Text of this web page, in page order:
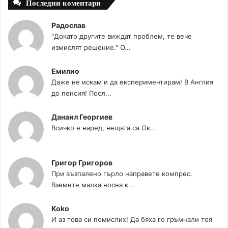
Последни коментари
Радослав
"Докато другите виждат проблем, те вече
измислят решение." О...
Емилио
Даже не искам и да експериментирам! В Англия
до пенсия! Посл...
Данаил Георгиев
Всичко е наред, нещата.са Ок...
Григор Григоров
При възпалено гърло направете компрес.
Вземете малка носна к...
Koko
И аз това си помислих! Да бяха го гръмнали тоя